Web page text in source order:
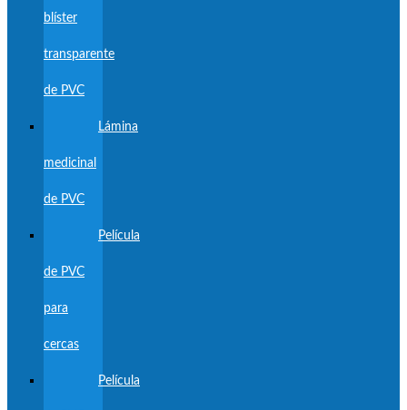
blíster
transparente
de PVC
Lámina
medicinal
de PVC
Película
de PVC
para
cercas
Película